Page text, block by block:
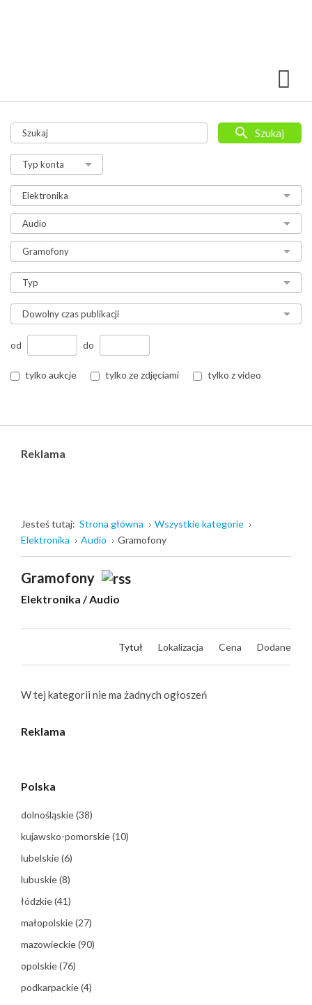
od do
tylko aukcje tylko ze zdjęciami tylko z video
Szukaj
Reklama
Jesteś tutaj: Strona główna
Wszystkie kategorie
Elektronika
Audio Gramofony
Gramofony
Elektronika /Audio
Tytuł Lokalizacja Cena Dodane
W tej kategorii nie ma żadnych ogłoszeń
Reklama
Polska
dolnośląskie(38)
kujawsko-pomorskie(10)
lubelskie(6)
lubuskie(8)
łódzkie(41)
małopolskie(27)
mazowieckie(90)
opolskie(76)
podkarpackie(4)